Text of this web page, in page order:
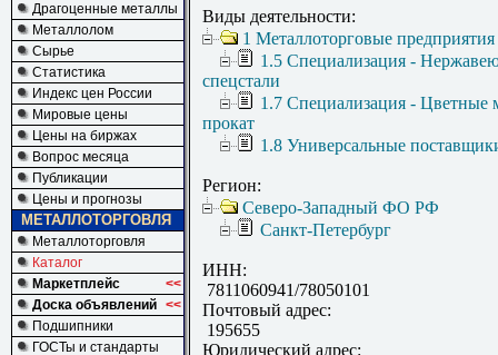
Драгоценные металлы
Металлолом
Сырье
Статистика
Индекс цен России
Мировые цены
Цены на биржах
Вопрос месяца
Публикации
Цены и прогнозы
МЕТАЛЛОТОРГОВЛЯ
Металлоторговля
Каталог
Маркетплейс
<<
Доска объявлений <<
Подшипники
ГОСТы и стандарты
Виды деятельности:
1 Металлоторговые
1.5 Специализация -
спецстали
1.7 Специализация - Цветные
прокат
1.8 Универсальные
Регион:
Северо-Западный ФО РФ
Санкт-Петербург
ИНН:
7811060941/78050101
Почтовый адрес:
195655
Юридический адрес: